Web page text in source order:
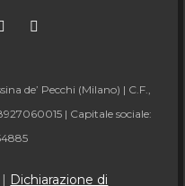
de’ Pecchi (Milano) | C.F.,
| Capitale sociale:
Dichiarazione di